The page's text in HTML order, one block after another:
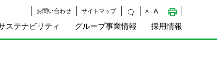
お問い合わせ サイトマップ A A
ステナビリティ グループ事業情報 採用情報